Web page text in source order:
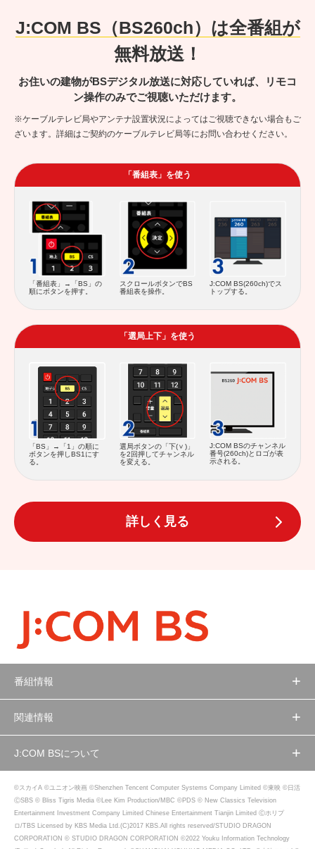
J:COM BS（BS260ch）は全番組が
無料放送！
お住いの建物がBSデジタル放送に対応していれば、リモコ
ン操作のみでご視聴いただけます。
※ケーブルテレビ局やアンテナ設置状況によってはご視聴できない場合もご
ざいます。詳細はご契約のケーブルテレビ局等にお問い合わせください。
「番組表」を使う
「番組表」→「BS」の
順にボタンを押す。
スクロールボタンでBS
番組表を操作。
J:COM BS(260ch)でス
トップする。
「選局上下」を使う
「BS」→「1」の順に
ボタンを押しBS1にす
る。
選局ボタンの「下(
)」
を2回押してチャンネル
を変える。
J:COM BSのチャンネル
番号(260ch)とロゴが表
示される。
詳しく見る
番組情報
関連情報
J:COM BSについて
©スカイA ©ユニオン映画 ©Shenzhen Tencent Computer Systems Company Limited ©東映 ©日活
ⒸSBS © Bliss Tigris Media ©Lee Kim Production/MBC ©PDS © New Classics Television
Entertainment Investment Company Limited Chinese Entertainment Tianjin Limited Ⓒホリプ
ロ/TBS Licensed by KBS Media Ltd.(C)2017 KBS.All rights reserved/STUDIO DRAGON
CORPORATION © STUDIO DRAGON CORPORATION ©2022 Youku Information Technology